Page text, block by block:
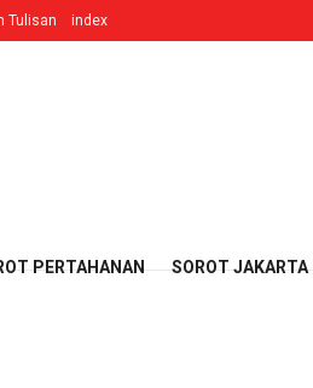
Tulisan index
PERTAHANAN SOROT JAKARTA